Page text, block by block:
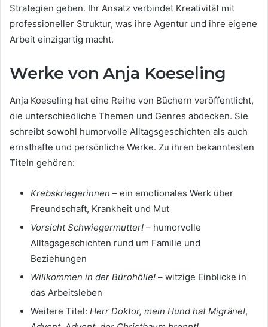
Strategien geben. Ihr Ansatz verbindet Kreativität mit
professioneller Struktur, was ihre Agentur und ihre eigene
Arbeit einzigartig macht.
Werke von Anja Koeseling
Anja Koeseling hat eine Reihe von Büchern veröffentlicht,
die unterschiedliche Themen und Genres abdecken. Sie
schreibt sowohl humorvolle Alltagsgeschichten als auch
ernsthafte und persönliche Werke. Zu ihren bekanntesten
Titeln gehören:
Krebskriegerinnen – ein emotionales Werk über
Freundschaft, Krankheit und Mut
Vorsicht Schwiegermutter! – humorvolle
Alltagsgeschichten rund um Familie und
Beziehungen
Willkommen in der Bürohölle! – witzige Einblicke in
das Arbeitsleben
Weitere Titel: Herr Doktor, mein Hund hat Migräne!,